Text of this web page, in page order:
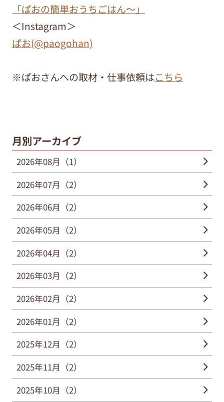
「ぱおの簡単おうちごはん～」
＜Instagram＞
ぱお(@paogohan)
※ぱおさんへの取材・仕事依頼はこちら
月別アーカイブ
2026年08月（1）
2026年07月（2）
2026年06月（2）
2026年05月（2）
2026年04月（2）
2026年03月（2）
2026年02月（2）
2026年01月（2）
2025年12月（2）
2025年11月（2）
2025年10月（2）